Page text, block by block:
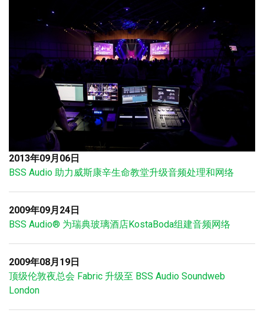
2013年09月06日
BSS Audio 助力威斯康辛生命教堂升级音频处理和网络
2009年09月24日
BSS Audio® 为瑞典玻璃酒店KostaBoda组建音频网络
2009年08月19日
顶级伦敦夜总会 Fabric 升级至 BSS Audio Soundweb
London